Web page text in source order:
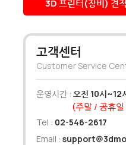
3D 프린터(장비) 견
고객센터
Customer Service
운영시간 : 오전 10시~12
(주말 / 공휴일
Tel : 02-546-2617
Email :